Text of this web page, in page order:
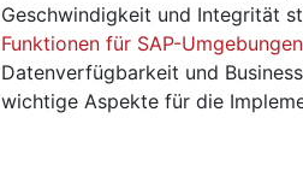
Geschwindigkeit und Integrität
Funktionen für SAP-Umgebungen
Datenverfügbarkeit und
wichtige Aspekte für die